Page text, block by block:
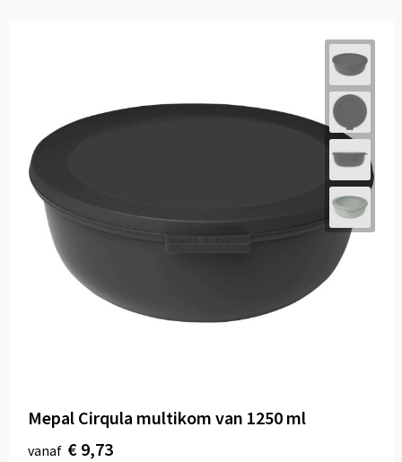
Mepal Cirqula multikom van 1250 ml
vanaf € 9,73